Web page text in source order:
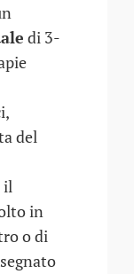
di 3-
del
il
in
o di